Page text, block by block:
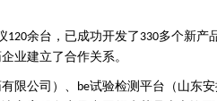
120余台，已成功开发了 330多个新产
业建立了合作关系。
限公司）、 be试验检测平台（山东